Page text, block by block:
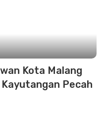
Kota Malang
Pecah